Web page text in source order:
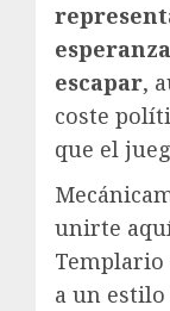
escapar,
coste
que el
unirte
Templario
a un estilo